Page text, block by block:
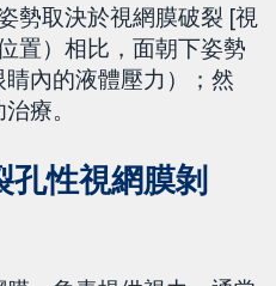
勢取決於視網膜破裂 [視
置）相比，面朝下姿勢
內的液體壓力）；然
療。
孔性視網膜剝